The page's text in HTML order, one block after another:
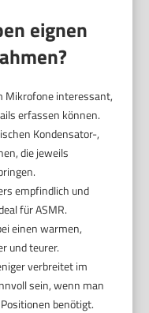
eignen
Mikrofone interessant,
erfassen können.
Kondensator-,
die jeweils
empfindlich und
für ASMR.
einen warmen,
und teurer.
verbreitet im
sein, wenn man
benötigt.